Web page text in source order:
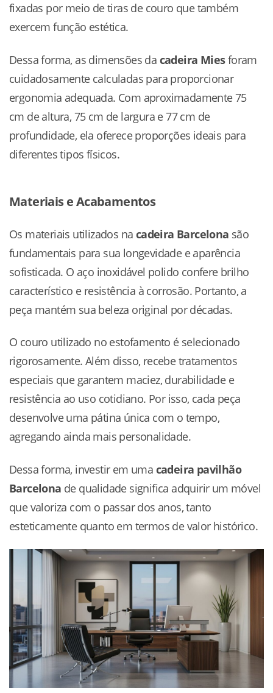
fixadas por meio de tiras de couro que também
exercem função estética.
Dessa forma, as dimensões da cadeira Miesforam
cuidadosamente calculadas para proporcionar
ergonomia adequada. Com aproximadamente 75
cm de altura, 75 cm de largura e 77 cm de
profundidade, ela oferece proporções ideais para
diferentes tipos físicos.
Materiais e Acabamentos
Os materiais utilizados na cadeira Barcelona são
fundamentais para sua longevidade e aparência
sofisticada. O aço inoxidável polido confere brilho
característico e resistência à corrosão. Portanto, a
peça mantém sua beleza original por décadas.
O couro utilizado no estofamento é selecionado
rigorosamente. Além disso, recebe tratamentos
especiais que garantem maciez, durabilidade e
resistência ao uso cotidiano. Por isso, cada peça
desenvolve uma pátina única com o tempo,
agregando ainda mais personalidade.
Dessa forma, investir em uma cadeira pavilhão
Barcelona de qualidade significa adquirir um móvel
que valoriza com o passar dos anos, tanto
esteticamente quanto em termos de valor histórico.